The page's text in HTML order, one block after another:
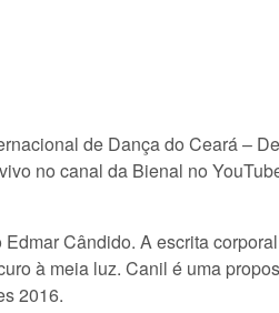
de Dança do Ceará –
no canal da Bienal no
Cândido. A escrita
à meia luz. Canil é uma
2016.